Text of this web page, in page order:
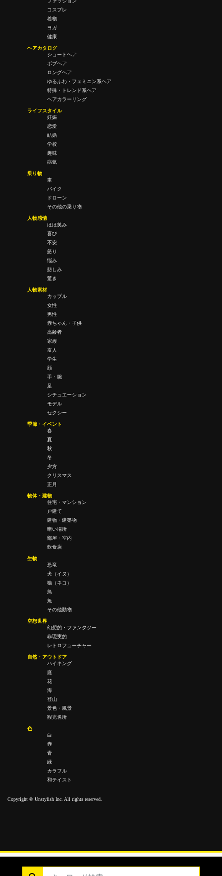
コスプレ
着物
ヨガ
健康
ヘアカタログ
ショートヘア
ボブヘア
ロングヘア
ゆるふわ・フェミニン系ヘア
特殊・トレンド系ヘア
ヘアカラーリング
ライフスタイル
妊娠
恋愛
結婚
学校
趣味
病気
乗り物
車
バイク
ドローン
その他の乗り物
人物感情
ほほ笑み
喜び
不安
怒り
悩み
悲しみ
驚き
人物素材
カップル
女性
男性
赤ちゃん・子供
高齢者
家族
友人
学生
顔
手・腕
足
シチュエーション
モデル
セクシー
季節・イベント
春
夏
秋
冬
夕方
クリスマス
正月
物体・建物
住宅・マンション
戸建て
建物・建築物
暗い場所
部屋・室内
飲食店
生物
恐竜
犬（イヌ）
猫（ネコ）
鳥
魚
その他動物
空想世界
幻想的・ファンタジー
非現実的
レトロフューチャー
自然・アウトドア
ハイキング
庭
花
海
登山
景色・風景
観光名所
色
白
赤
青
緑
カラフル
和テイスト
Copyright © Unstylish Inc. All rights reserved.